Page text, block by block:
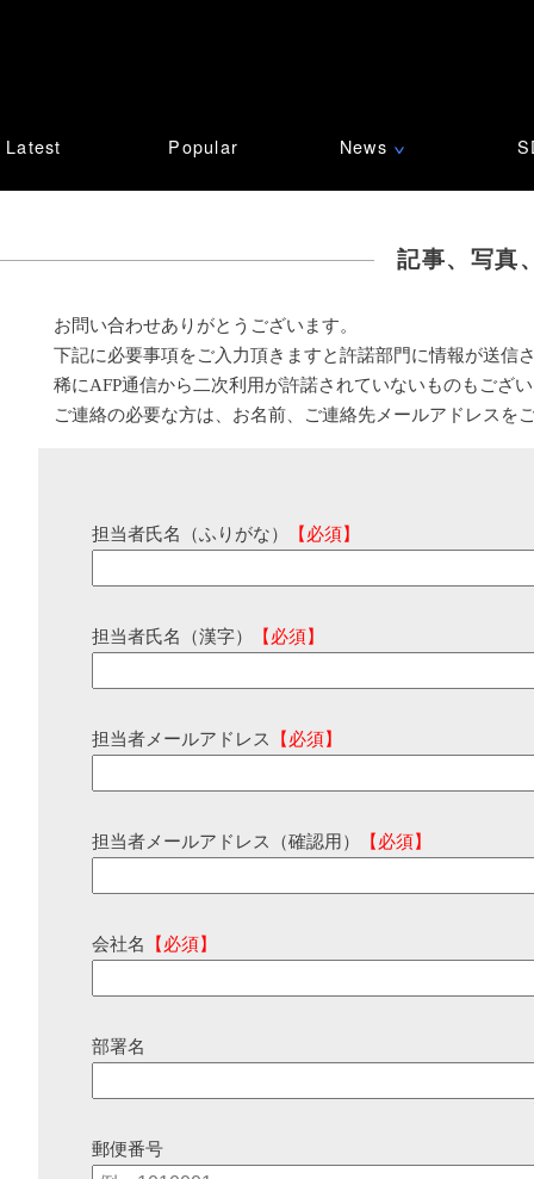
Latest Popular News ∨
記事、写真
お問い合わせありがとうございます。
下記に必要事項をご入力頂きますと許諾部門に情報が送信
稀にAFP通信から二次利用が許諾されていないものもござ
ご連絡の必要な方は、お名前、ご連絡先メールアドレスを
担当者氏名（ふりがな） 【必須】
担当者氏名（漢字） 【必須】
担当者メールアドレス 【必須】
担当者メールアドレス（確認用） 【必須】
会社名 【必須】
部署名
郵便番号